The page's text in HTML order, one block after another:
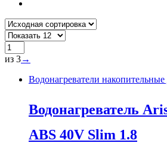
из 3→
Водонагреватели накопительные
Водонагреватель
ABS 40V Slim 1.8